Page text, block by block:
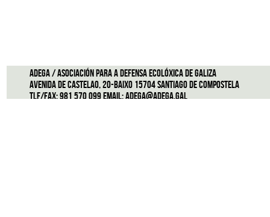
ADEGA / Asociación para a defensa ecolóxica de Galiza
Avenida de Castelao, 20-Baixo 15704 Santiago de Compostela
Tlf/Fax: 981 570 099 Email:adega@adega.gal